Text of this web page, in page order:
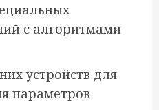
с алгоритмами
устройств для
параметров